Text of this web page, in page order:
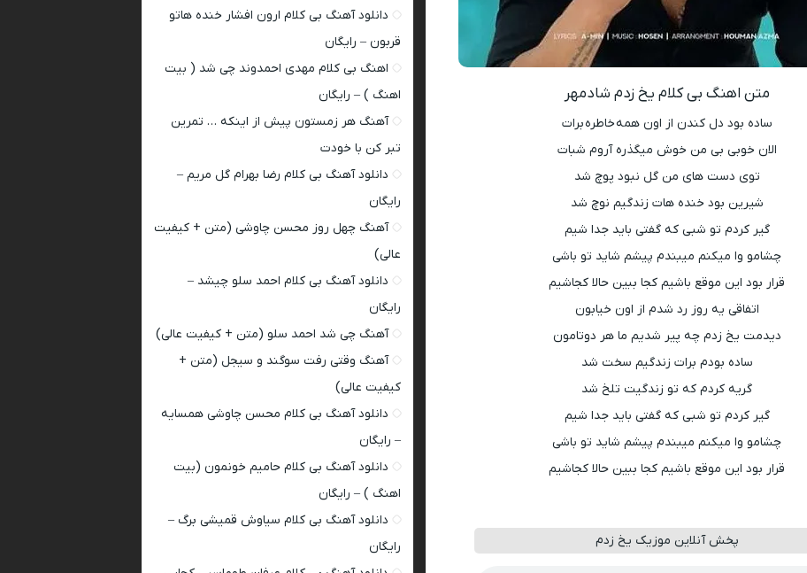
متن اهنگ بی کلام یخ زدم شادمهر
ساده بود دل کندن از اون همه خاطره برات
الان خوبی بی من خوش میگذره آروم شبات
توی دست های من گل نبود پوچ شد
شیرین بود خنده هات زندگیم نوچ شد
گیر کردم تو شبی که گفتی باید جدا شیم
چشامو وا میکنم میبندم پیشم شاید تو باشی
قرار بود این موقع باشیم کجا ببین حالا کجاشیم
اتفاقی یه روز رد شدم از اون خیابون
دیدمت یخ زدم چه پیر شدیم ما هر دوتامون
ساده بودم برات زندگیم سخت شد
گریه کردم که تو زندگیت تلخ شد
گیر کردم تو شبی که گفتی باید جدا شیم
چشامو وا میکنم میبندم پیشم شاید تو باشی
قرار بود این موقع باشیم کجا ببین حالا کجاشیم
پخش آنلاین موزیک یخ زدم
دانلود آهنگ بی کلام ارون افشار خنده هاتو
قربون – رایگان
اهنگ بی کلام مهدی احمدوند چی شد ( بیت
اهنگ ) – رایگان
آهنگ هر زمستون پیش از اینکه … تمرین
تبر کن با خودت
دانلود آهنگ بی کلام رضا بهرام گل مریم –
رایگان
آهنگ چهل روز محسن چاوشی (متن + کیفیت
عالی)
دانلود آهنگ بی کلام احمد سلو چیشد –
رایگان
آهنگ چی شد احمد سلو (متن + کیفیت عالی)
آهنگ وقتی رفت سوگند و سیجل (متن +
کیفیت عالی)
دانلود آهنگ بی کلام محسن چاوشی همسایه
– رایگان
دانلود آهنگ بی کلام حامیم خونمون (بیت
اهنگ ) – رایگان
دانلود آهنگ بی کلام سیاوش قمیشی برگ –
رایگان